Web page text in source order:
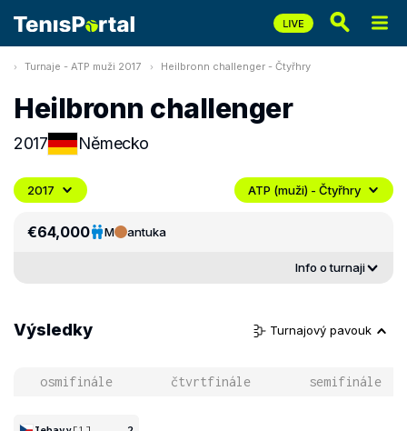
Turnaje - ATP muži 2017 Heilbronn challenger - Čtyřhry
Heilbronn challenger
2017 Německo
2017 ATP (muži) - Čtyřhry
€64,000 M antuka
Info o turnaji
Výsledky Turnajový pavouk
osmifinále čtvrtfinále semifinále